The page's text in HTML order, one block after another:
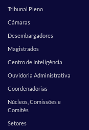
Tribunal Pleno
Câmaras
Desembargadores
Magistrados
Centro de Inteligência
Ouvidoria Administrativa
Coordenadorias
Núcleos, Comissões e
Comitês
Setores